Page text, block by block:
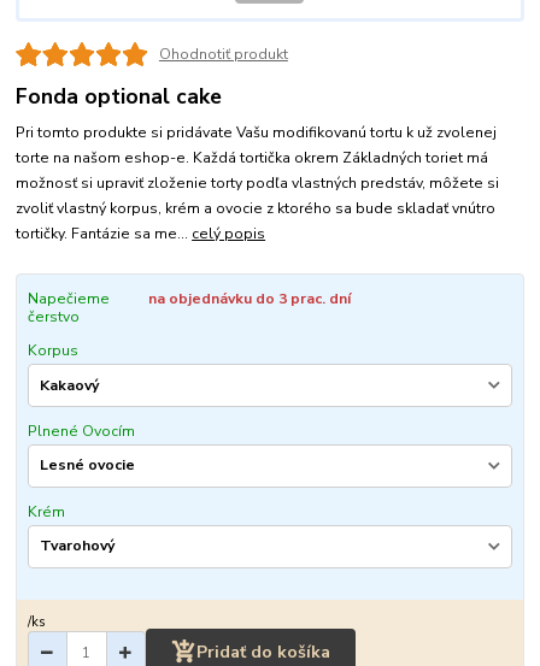
Ohodnotiť produkt
Fonda optional cake
Pri tomto produkte si pridávate Vašu modifikovanú tortu k už zvolenej
torte na našom eshop-e. Každá tortička okrem Základných toriet má
možnosť si upraviť zloženie torty podľa vlastných predstáv, môžete si
zvoliť vlastný korpus, krém a ovocie z ktorého sa bude skladať vnútro
tortičky. Fantázie sa me... celý popis
Napečieme
čerstvo
na objednávku do 3 prac. dní
Korpus
Plnené Ovocím
Krém
/ks
Pridať do košíka